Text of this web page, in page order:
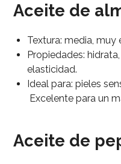
Aceite de
Textura: media, muy
Propiedades:
elasticidad.
Ideal para: pieles
Excelente para un
Aceite de